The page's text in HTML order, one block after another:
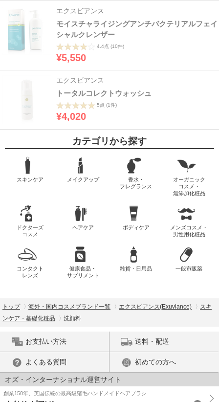
エクスビアンス
モイスチャライジングアンチバクテリアルフェイ
シャルクレンザー
4.4点 (10件)
¥5,550
エクスビアンス
トータルコレクトウォッシュ
5点 (1件)
¥4,020
カテゴリから探す
スキンケア メイクアップ
香水・
フレグランス
オーガニック
コスメ・
無添加化粧品
ドクターズ
コスメ
ヘアケア ボディケア
メンズコスメ・
男性用化粧品
コンタクト
レンズ
健康食品・
サプリメント
雑貨・日用品 一般市販薬
トップ 海外・国内コスメブランド一覧 エクスビアンス(Exuviance)
スキ
ンケア・基礎化粧品
洗顔料
お支払い方法 送料・配送
よくある質問 初めての方へ
オズ・インターナショナル運営サイト
創業150年、英国伝統の最高級猪毛ハンドメイドヘアブラシ